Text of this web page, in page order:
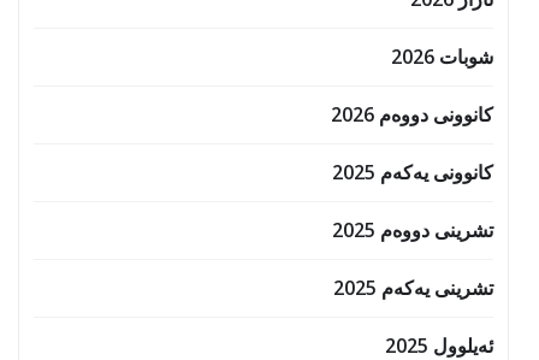
شوبات 2026
کانوونی دووەم 2026
کانوونی یەکەم 2025
تشرینی دووەم 2025
تشرینی یەکەم 2025
ئەیلوول 2025